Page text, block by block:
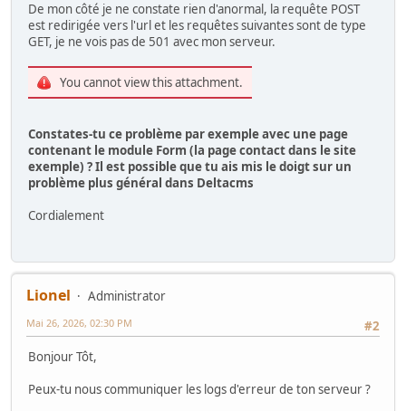
De mon côté je ne constate rien d'anormal, la requête POST
est redirigée vers l'url et les requêtes suivantes sont de type
GET, je ne vois pas de 501 avec mon serveur.
You cannot view this attachment.
Constates-tu ce problème par exemple avec une page
contenant le module Form (la page contact dans le site
exemple) ? Il est possible que tu ais mis le doigt sur un
problème plus général dans Deltacms
Cordialement
Lionel
Administrator
#2
Mai 26, 2026, 02:30 PM
Bonjour Tôt,
Peux-tu nous communiquer les logs d'erreur de ton serveur ?